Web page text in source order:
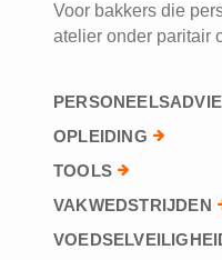
Voor bakkers die
atelier onder paritair
OPLEIDING
TOOLS
VAKWEDSTRIJDEN